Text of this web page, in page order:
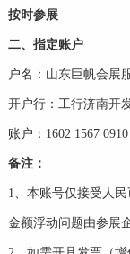
按时参展
二、指定账户
户名：山东巨帆会展
开户行：工行济南开
账户：1602 1567
备注：
1、本账号仅接受人
金额浮动问题由参展